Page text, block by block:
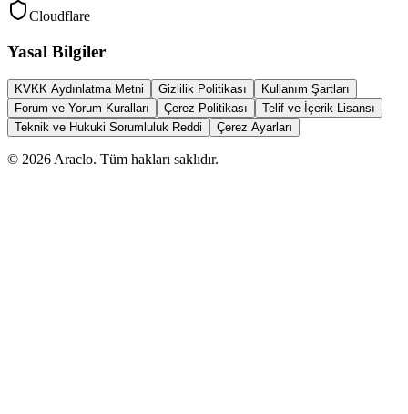
Cloudflare
Yasal Bilgiler
KVKK Aydınlatma Metni Gizlilik Politikası
Kullanım Şartları
Forum ve Yorum Kuralları
Çerez Politikası
Telif ve İçerik Lisansı
Teknik ve Hukuki Sorumluluk Reddi
Çerez Ayarları
© 2026 Araclo. Tüm hakları saklıdır.